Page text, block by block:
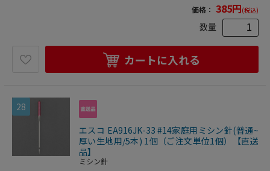
価格： 385円(税込)
数量
カートに入れる
28
エスコ EA916JK-33 #14家庭用ミシン針(普通~
厚い生地用/5本) 1個（ご注文単位1個）【直送
品】
ミシン針